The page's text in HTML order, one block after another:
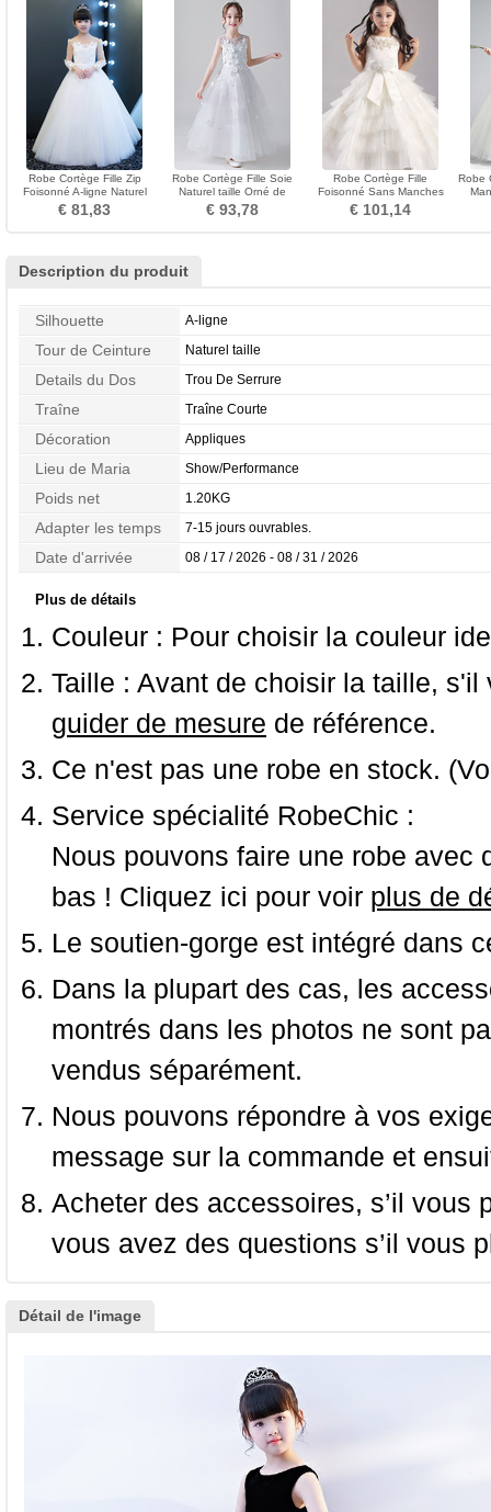
Robe Cortège Fille Zip
Foisonné A-ligne Naturel
taille Tissu Dentelle
€ 81,83
Robe Cortège Fille Soie
Naturel taille Orné de
Rosette Zip Automne
€ 93,78
Robe Cortège Fille
Foisonné Sans Manches
Zip Fleurs A-ligne Satin
€ 101,14
Robe
Description du produit
Silhouette A-ligne
Tour de Ceinture Naturel taille
Details du Dos Trou De Serrure
Traîne Traîne Courte
Décoration Appliques
Lieu de Maria Show/Performance
Poids net 1.20KG
Adapter les temps 7-15 jours ouvrables.
Date d'arrivée 08 / 17 / 2026 - 08 / 31 / 2026
Plus de détails
Couleur : Pour choisir la couleur
Taille : Avant de choisir la taille,
guider de mesure de référence.
Ce n'est pas une robe en stock.
Service spécialité RobeChic :
Nous pouvons faire une robe
bas ! Cliquez ici pour voir plus de
Le soutien-gorge est intégré dans
Dans la plupart des cas, les
montrés dans les photos ne sont
vendus séparément.
Nous pouvons répondre à vos
message sur la commande et
Acheter des accessoires, s’il
vous avez des questions s’il vous
Détail de l'image